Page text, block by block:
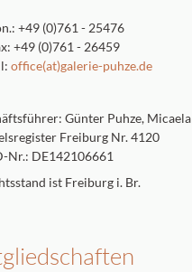
+49 (0)761 - 25476
+49 (0)761 - 26459
office(at)galerie-puhze.de
Günter Puhze,
Freiburg Nr. 4120
Nr.: DE142106661
ist Freiburg i. Br.